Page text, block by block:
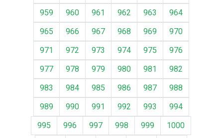
959
960 961 962 963
964
965
966 967 968 969
970
971
972 973 974 975
976
977
978 979 980 981
982
983
984 985 986 987
988
989
990 991 992 993
994
995
996 997 998 999
1000